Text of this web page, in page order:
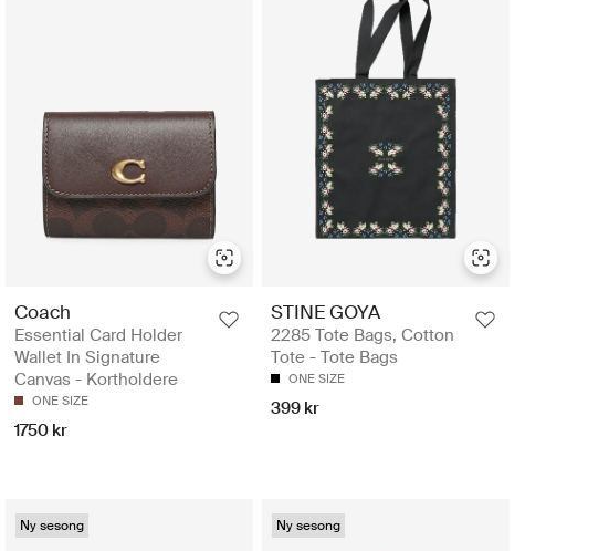
Coach
Essential Card Holder
Wallet In Signature
Canvas - Kortholdere
ONE SIZE
1750 kr
STINE GOYA
2285 Tote Bags, Cotton
Tote - Tote Bags
ONE SIZE
399 kr
Ny sesong Ny sesong